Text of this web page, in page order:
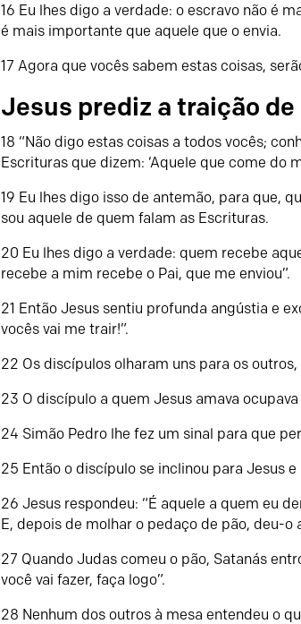
16 Eu lhes digo a verdade: o escravo não é
é mais importante que aquele que o envia.
17 Agora que vocês sabem estas coisas,
Jesus prediz a traição
18 “Não digo estas coisas a todos vocês;
Escrituras que dizem: ‘Aquele que come do
19 Eu lhes digo isso de antemão, para que,
sou aquele de quem falam as Escrituras.
20 Eu lhes digo a verdade: quem recebe
recebe a mim recebe o Pai, que me enviou”.
21 Então Jesus sentiu profunda angústia e
vocês vai me trair!”.
22 Os discípulos olharam uns para os
23 O discípulo a quem Jesus amava
24 Simão Pedro lhe fez um sinal para que
25 Então o discípulo se inclinou para Jesus e
26 Jesus respondeu: “É aquele a quem eu
E, depois de molhar o pedaço de pão, deu-o
27 Quando Judas comeu o pão, Satanás
você vai fazer, faça logo”.
28 Nenhum dos outros à mesa entendeu o